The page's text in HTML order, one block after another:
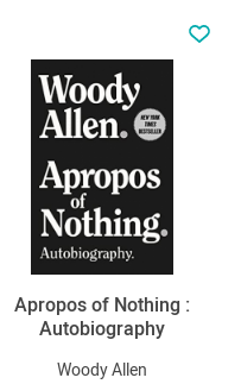
Apropos of Nothing :
Autobiography
Woody Allen